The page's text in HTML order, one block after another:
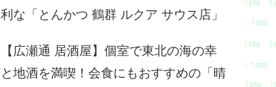
利な「とんかつ 鶴群 ルクア サウス店」
【広瀬通 居酒屋】個室で東北の海の幸
と地酒を満喫！会食にもおすすめの「晴